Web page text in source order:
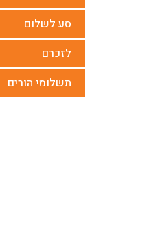
סע לשלום
לזכרם
תשלומי הורים